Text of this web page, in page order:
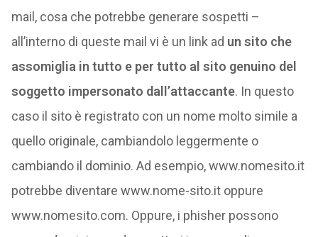
mail, cosa che potrebbe generare sospetti –
all’interno di queste mail vi è un link ad un sito che
assomiglia in tutto e per tutto al sito genuino del
soggetto impersonato dall’attaccante. In questo
caso il sito è registrato con un nome molto simile a
quello originale, cambiandolo leggermente o
cambiando il dominio. Ad esempio, www.nomesito.it
potrebbe diventare www.nome-sito.it oppure
www.nomesito.com. Oppure, i phisher possono